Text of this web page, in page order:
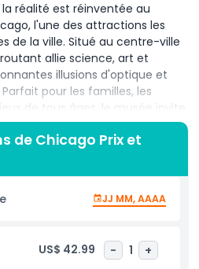
réalité est réinventée au
l'une des attractions les
de la ville. Situé au centre-ville
allie science, art et
illusions d'optique et
pour les familles, les
de tous âges, le musée invite
salles basées sur l'illusion
et instruire. Vivez la
la gravité, rapetissez ou
Ames, et perdez-vous dans la
Marchez sur les murs, flottez
sens à l'épreuve dans des
Le musée met aussi
interactif, offrant des
de Chicago Prix et
JJ MM, AAAA
US$ 42.99 - 1 +